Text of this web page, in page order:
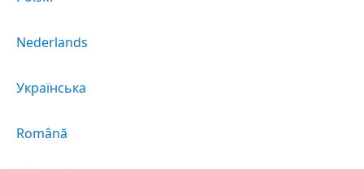
Nederlands
Українська
Română